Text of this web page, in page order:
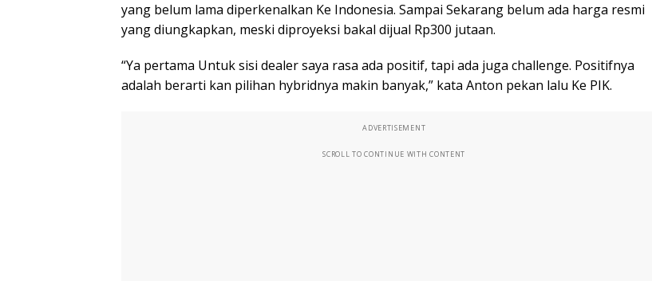
yang belum lama diperkenalkan Ke Indonesia. Sampai Sekarang belum ada harga resmi
yang diungkapkan, meski diproyeksi bakal dijual Rp300 jutaan.
“Ya pertama Untuk sisi dealer saya rasa ada positif, tapi ada juga challenge. Positifnya
adalah berarti kan pilihan hybridnya makin banyak,” kata Anton pekan lalu Ke PIK.
ADVERTISEMENT
SCROLL TO CONTINUE WITH CONTENT